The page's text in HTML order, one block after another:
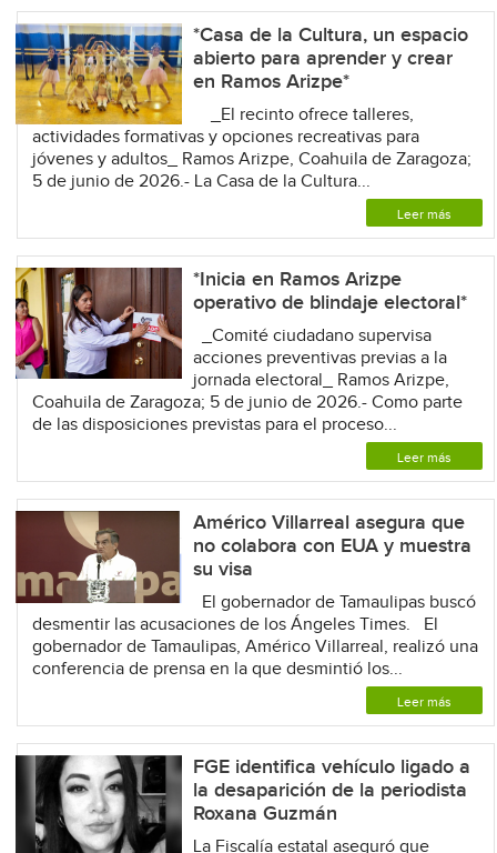
*Casa de la Cultura, un espacio
abierto para aprender y crear
en Ramos Arizpe*
_El recinto ofrece talleres,
actividades formativas y opciones recreativas para
jóvenes y adultos_ Ramos Arizpe, Coahuila de Zaragoza;
5 de junio de 2026.- La Casa de la Cultura...
Leer más
*Inicia en Ramos Arizpe
operativo de blindaje electoral*
_Comité ciudadano supervisa
acciones preventivas previas a la
jornada electoral_ Ramos Arizpe,
Coahuila de Zaragoza; 5 de junio de 2026.- Como parte
de las disposiciones previstas para el proceso...
Leer más
Américo Villarreal asegura que
no colabora con EUA y muestra
su visa
El gobernador de Tamaulipas buscó
desmentir las acusaciones de los Ángeles Times. El
gobernador de Tamaulipas, Américo Villarreal, realizó una
conferencia de prensa en la que desmintió los...
Leer más
FGE identifica vehículo ligado a
la desaparición de la periodista
Roxana Guzmán
La Fiscalía estatal aseguró que